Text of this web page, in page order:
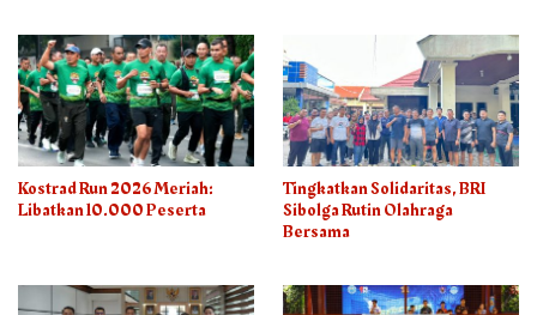
Kostrad Run 2026 Meriah:
Libatkan 10.000 Peserta
Tingkatkan Solidaritas, BRI
Sibolga Rutin Olahraga
Bersama